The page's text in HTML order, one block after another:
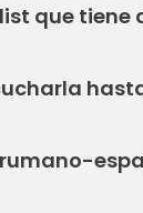
que tiene